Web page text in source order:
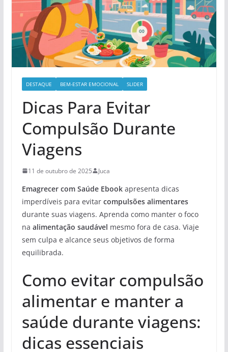
DESTAQUE BEM-ESTAR EMOCIONAL SLIDER
Dicas Para Evitar
Compulsão Durante
Viagens
11 de outubro de 2025 Juca
Emagrecer com Saúde Ebookapresenta dicas
imperdíveis para evitar compulsões alimentares
durante suas viagens. Aprenda como manter o foco
na alimentação saudável mesmo fora de casa. Viaje
sem culpa e alcance seus objetivos de forma
equilibrada.
Como evitar compulsão
alimentar e manter a
saúde durante viagens:
dicas essenciais